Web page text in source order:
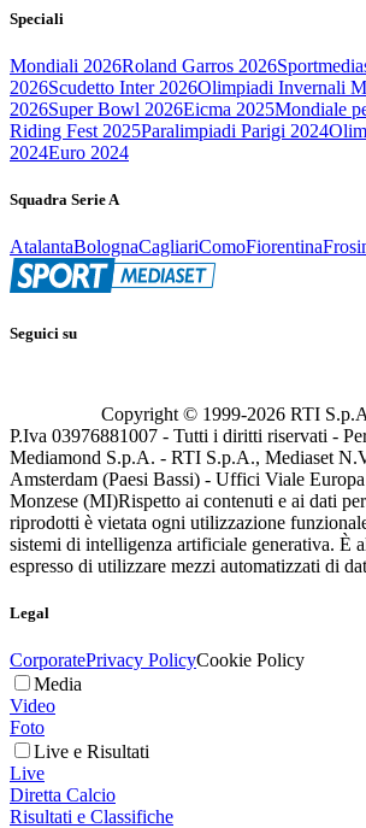
Speciali
Mondiali 2026Roland Garros 2026
2026Scudetto Inter 2026Olimpiadi Invernali
2026Super Bowl 2026Eicma 2025Mondiale
Riding Fest 2025Paralimpiadi Parigi 2024
2024Euro 2024
Squadra Serie A
AtalantaBolognaCagliariComoFiorentina
Seguici su
Copyright © 1999-2026 RTI
P.Iva 03976881007 - Tutti i diritti riservati -
Mediamond S.p.A. - RTI S.p.A., Mediaset
Amsterdam (Paesi Bassi) - Uffici Viale
Monzese (MI)Rispetto ai contenuti e ai dati
riprodotti è vietata ogni utilizzazione
sistemi di intelligenza artificiale generativa. È
espresso di utilizzare mezzi automatizzati di
Legal
CorporatePrivacy PolicyCookie Policy
Media
Video
Foto
Live e Risultati
Live
Diretta Calcio
Risultati e Classifiche